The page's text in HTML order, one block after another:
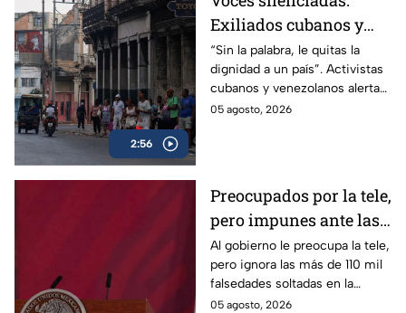
2:56
Exiliados cubanos y
venezolanos alertan
sobre la pérdida de
libertades en México
“Sin la palabra, le quitas la
dignidad a un país”. Activistas
cubanos y venezolanos alertan
sobre el avance del
05 agosto, 2026
Preocupados por la tele,
pero impunes ante las
mentiras: El doble
rasero del gobierno
federal
Al gobierno le preocupa la tele,
pero ignora las más de 110 mil
falsedades soltadas en la
mañanera. Recordamos las
05 agosto, 2026